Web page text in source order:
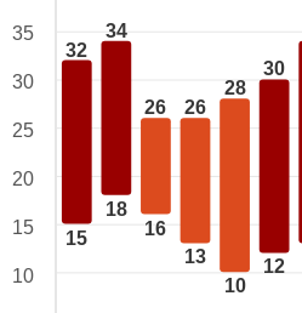
32
15
34
18
26
16
26
13
28
10
30
12
35
30
25
20
15
10